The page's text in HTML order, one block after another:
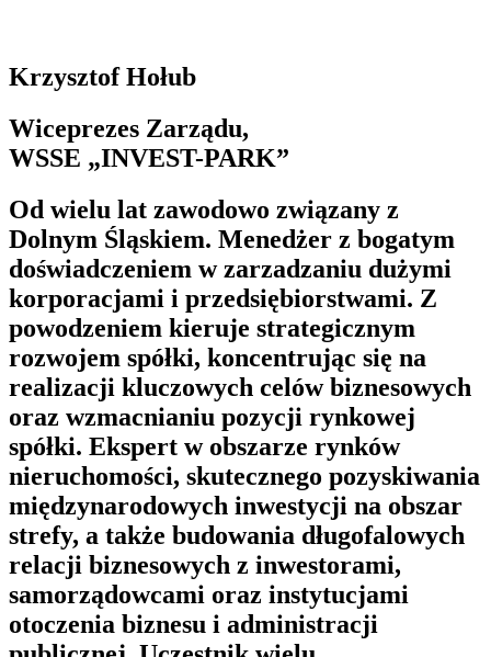
Krzysztof Hołub
Wiceprezes Zarządu,
WSSE „INVEST-PARK”
Od wielu lat zawodowo związany z
Dolnym Śląskiem. Menedżer z bogatym
doświadczeniem w zarzadzaniu dużymi
korporacjami i przedsiębiorstwami. Z
powodzeniem kieruje strategicznym
rozwojem spółki, koncentrując się na
realizacji kluczowych celów biznesowych
oraz wzmacnianiu pozycji rynkowej
spółki. Ekspert w obszarze rynków
nieruchomości, skutecznego pozyskiwania
międzynarodowych inwestycji na obszar
strefy, a także budowania długofalowych
relacji biznesowych z inwestorami,
samorządowcami oraz instytucjami
otoczenia biznesu i administracji